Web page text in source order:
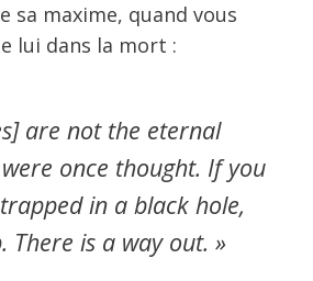
sa maxime, quand vous
lui dans la mort :
are not the eternal
once thought. If you
in a black hole,
There is a way out. »